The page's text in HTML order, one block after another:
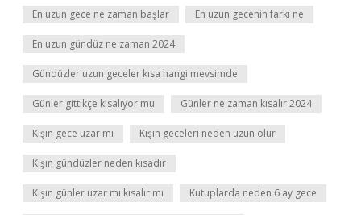
En uzun gece ne zaman başlar En uzun gecenin farkı ne
En uzun gündüz ne zaman 2024
Gündüzler uzun geceler kısa hangi mevsimde
Günler gittikçe kısalıyor mu Günler ne zaman kısalır 2024
Kışın gece uzar mı Kışın geceleri neden uzun olur
Kışın gündüzler neden kısadır
Kışın günler uzar mı kısalır mı Kutuplarda neden 6 ay gece